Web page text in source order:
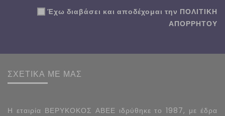
Έχω διαβάσει και αποδέχομαι την ΠΟΛΙΤΙΚΗ
ΑΠΟΡΡΗΤΟΥ
ΣΧΕΤΙΚΑ ΜΕ ΜΑΣ
Η εταιρία ΒΕΡΥΚΟΚΟΣ ΑΒΕΕ ιδρύθηκε το 1987, με έδρα